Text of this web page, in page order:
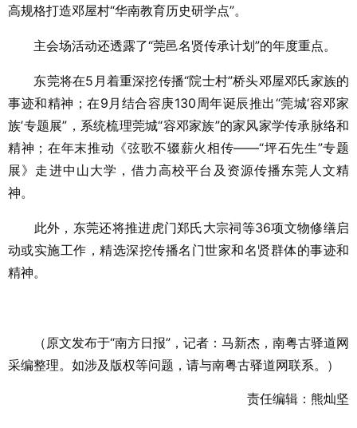
高规格打造邓屋村“华南教育历史研学点”。
主会场活动还透露了“莞邑名贤传承计划”的年度重点。
东莞将在5月着重深挖传播“院士村”桥头邓屋邓氏家族的
事迹和精神；在9月结合容庚130周年诞辰推出“莞城‘容邓家
族’专题展”，系统梳理莞城“容邓家族”的家风家学传承脉络和
精神；在年末推动《弦歌不辍薪火相传——“坪石先生”专题
展》走进中山大学，借力高校平台及资源传播东莞人文精
神。
此外，东莞还将推进虎门郑氏大宗祠等36项文物修缮启
动或实施工作，精选深挖传播名门世家和名贤群体的事迹和
精神。
（原文发布于“南方日报”，记者：马新杰，南粤古驿道网
采编整理。如涉及版权等问题，请与南粤古驿道网联系。）
责任编辑：熊灿坚